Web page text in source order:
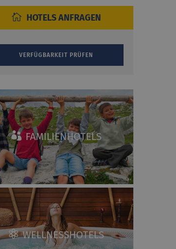
HOTELS ANFRAGEN
FAMILIENHOTELS
WELLNESSHOTELS